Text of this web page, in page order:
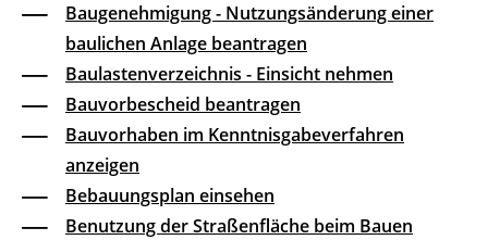
Baugenehmigung - Nutzungsänderung einer
baulichen Anlage beantragen
Baulastenverzeichnis - Einsicht nehmen
Bauvorbescheid beantragen
Bauvorhaben im Kenntnisgabeverfahren
anzeigen
Bebauungsplan einsehen
Benutzung der Straßenfläche beim Bauen